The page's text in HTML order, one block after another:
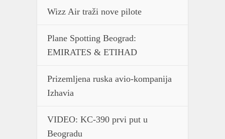
Wizz Air traži nove pilote
Plane Spotting Beograd:
EMIRATES & ETIHAD
Prizemljena ruska avio-kompanija
Izhavia
VIDEO: KC-390 prvi put u
Beogradu